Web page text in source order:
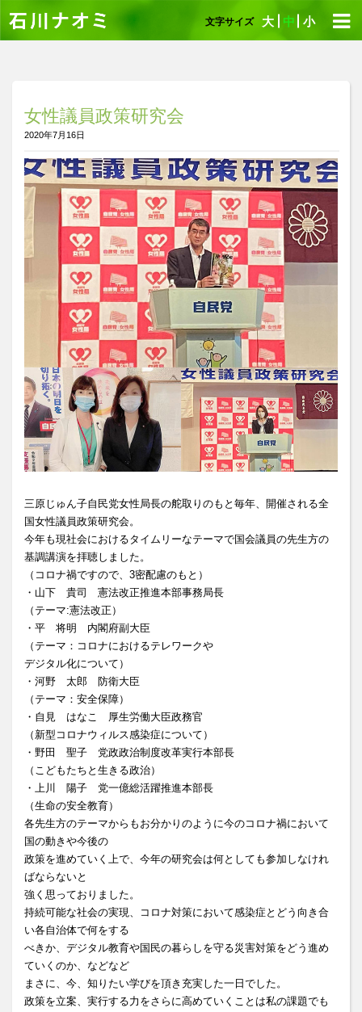
文字サイズ 大 中 小
女性議員政策研究会
2020年7月16日
三原じゅん子自民党女性局長の舵取りのもと毎年、開催される全
国女性議員政策研究会。
今年も現社会におけるタイムリーなテーマで国会議員の先生方の
基調講演を拝聴しました。
（コロナ禍ですので、3密配慮のもと）
・山下 貴司 憲法改正推進本部事務局長
（テーマ:憲法改正）
・平 将明 内閣府副大臣
（テーマ：コロナにおけるテレワークや
デジタル化について）
・河野 太郎 防衛大臣
（テーマ：安全保障）
・自見 はなこ 厚生労働大臣政務官
（新型コロナウィルス感染症について）
・野田 聖子 党政政治制度改革実行本部長
（こどもたちと生きる政治）
・上川 陽子 党一億総活躍推進本部長
（生命の安全教育）
各先生方のテーマからもお分かりのように今のコロナ禍において
国の動きや今後の
政策を進めていく上で、今年の研究会は何としても参加しなけれ
ばならないと
強く思っておりました。
持続可能な社会の実現、コロナ対策において感染症とどう向き合
い各自治体で何をする
べきか、デジタル教育や国民の暮らしを守る災害対策をどう進め
ていくのか、などなど
まさに、今、知りたい学びを頂き充実した一日でした。
政策を立案、実行する力をさらに高めていくことは私の課題でも